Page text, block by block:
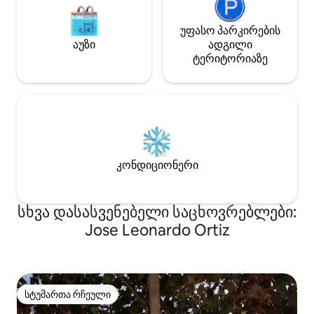
აუზი
უფასო პარკირების
ადგილი
ტერიტორიაზე
კონდიციონერი
სხვა დასასვენებელი საცხოვრებლები:
Jose Leonardo Ortiz
სტუმართა რჩეული
სტუმართა რჩეული